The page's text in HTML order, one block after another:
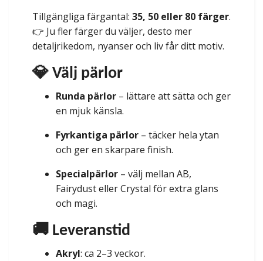
Tillgängliga färgantal: 35, 50 eller 80 färger.
👉 Ju fler färger du väljer, desto mer
detaljrikedom, nyanser och liv får ditt motiv.
💎 Välj pärlor
Runda pärlor – lättare att sätta och ger
en mjuk känsla.
Fyrkantiga pärlor – täcker hela ytan
och ger en skarpare finish.
Specialpärlor – välj mellan AB,
Fairydust eller Crystal för extra glans
och magi.
🚚 Leveranstid
Akryl: ca 2–3 veckor.